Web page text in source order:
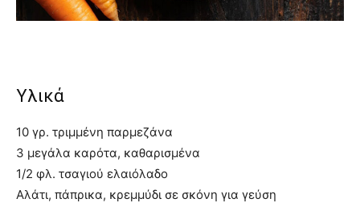
Υλικά
10 γρ. τριμμένη παρμεζάνα
3 μεγάλα καρότα, καθαρισμένα
1/2 φλ. τσαγιού ελαιόλαδο
Αλάτι, πάπρικα, κρεμμύδι σε σκόνη για γεύση